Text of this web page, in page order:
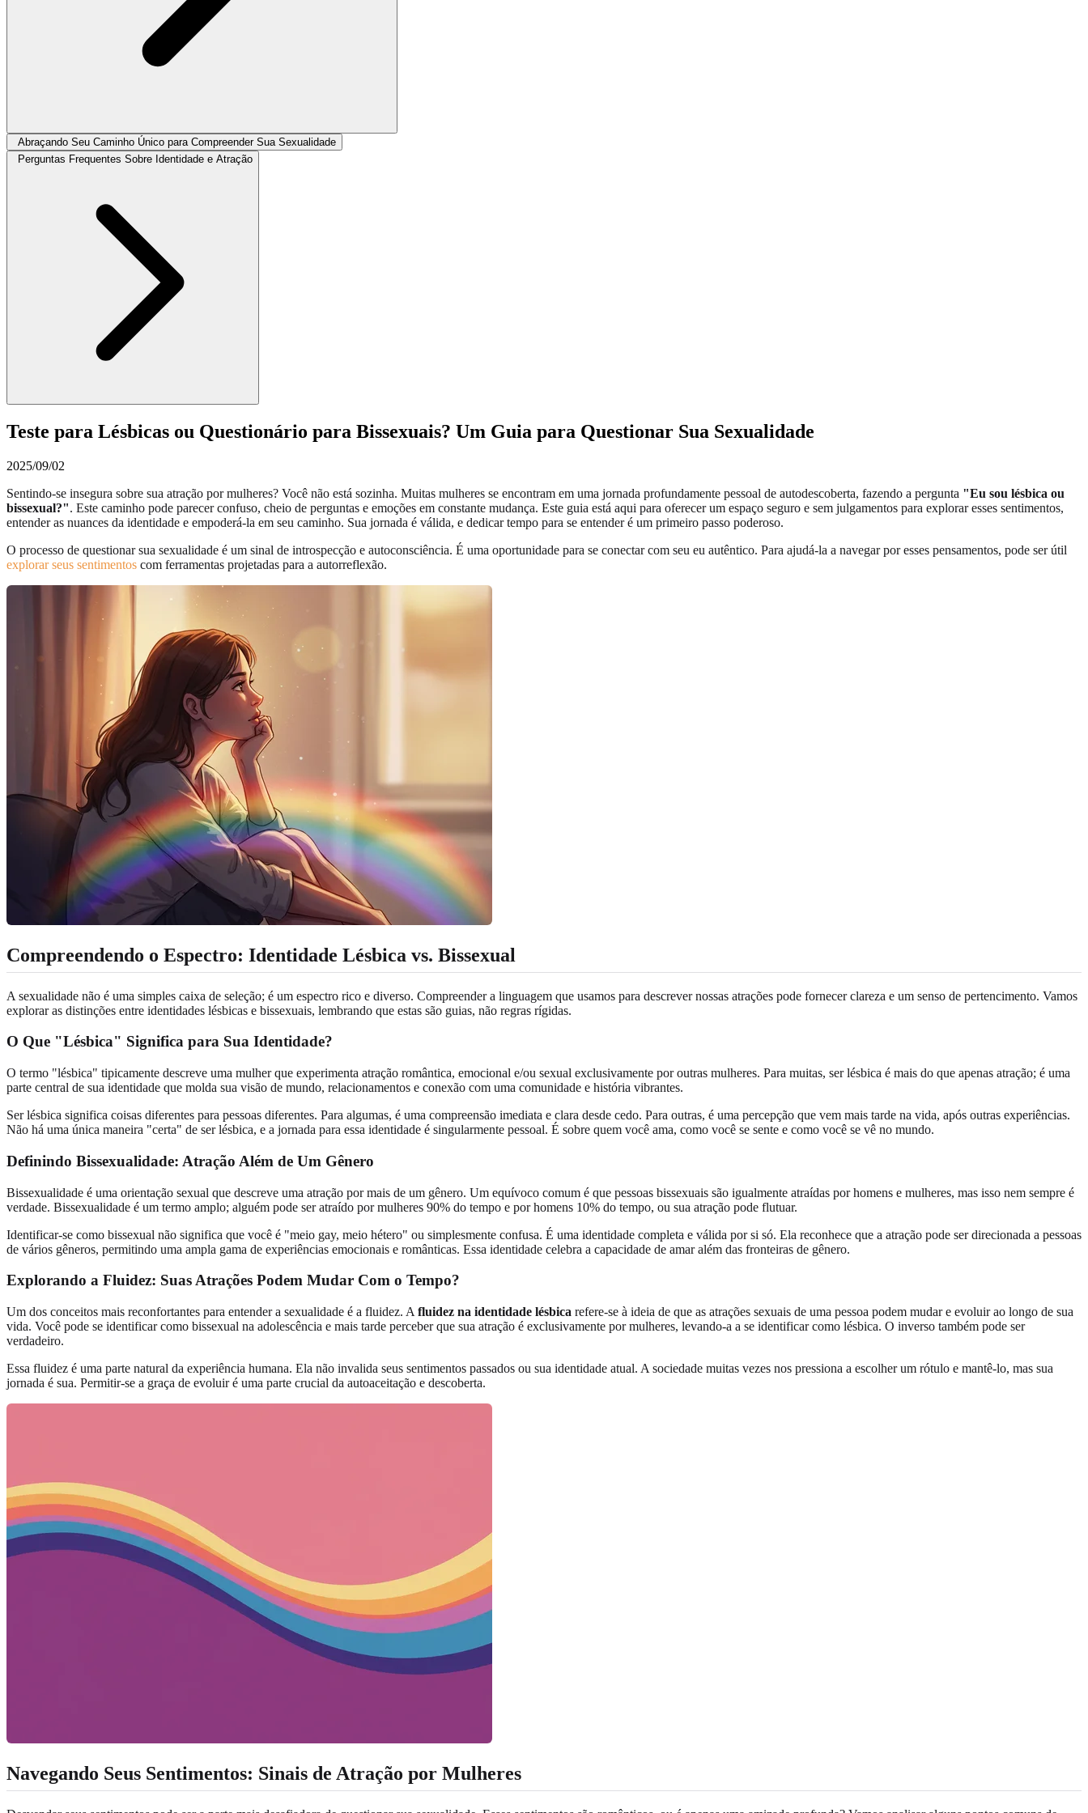
Abraçando Seu Caminho Único para Compreender Sua Sexualidade
Perguntas Frequentes Sobre Identidade e Atração
Teste para Lésbicas ou Questionário para Bissexuais? Um Guia para Questionar Sua Sexualidade
2025/09/02
Sentindo-se insegura sobre sua atração por mulheres? Você não está sozinha. Muitas mulheres se encontram em uma jornada profundamente pessoal de autodescoberta, fazendo a pergunta "Eu sou lésbica ou
bissexual?". Este caminho pode parecer confuso, cheio de perguntas e emoções em constante mudança. Este guia está aqui para oferecer um espaço seguro e sem julgamentos para explorar esses sentimentos,
entender as nuances da identidade e empoderá-la em seu caminho. Sua jornada é válida, e dedicar tempo para se entender é um primeiro passo poderoso.
O processo de questionar sua sexualidade é um sinal de introspecção e autoconsciência. É uma oportunidade para se conectar com seu eu autêntico. Para ajudá-la a navegar por esses pensamentos, pode ser útil
explorar seus sentimentos com ferramentas projetadas para a autorreflexão.
Compreendendo o Espectro: Identidade Lésbica vs. Bissexual
A sexualidade não é uma simples caixa de seleção; é um espectro rico e diverso. Compreender a linguagem que usamos para descrever nossas atrações pode fornecer clareza e um senso de pertencimento. Vamos
explorar as distinções entre identidades lésbicas e bissexuais, lembrando que estas são guias, não regras rígidas.
O Que "Lésbica" Significa para Sua Identidade?
O termo "lésbica" tipicamente descreve uma mulher que experimenta atração romântica, emocional e/ou sexual exclusivamente por outras mulheres. Para muitas, ser lésbica é mais do que apenas atração; é uma
parte central de sua identidade que molda sua visão de mundo, relacionamentos e conexão com uma comunidade e história vibrantes.
Ser lésbica significa coisas diferentes para pessoas diferentes. Para algumas, é uma compreensão imediata e clara desde cedo. Para outras, é uma percepção que vem mais tarde na vida, após outras experiências.
Não há uma única maneira "certa" de ser lésbica, e a jornada para essa identidade é singularmente pessoal. É sobre quem você ama, como você se sente e como você se vê no mundo.
Definindo Bissexualidade: Atração Além de Um Gênero
Bissexualidade é uma orientação sexual que descreve uma atração por mais de um gênero. Um equívoco comum é que pessoas bissexuais são igualmente atraídas por homens e mulheres, mas isso nem sempre é
verdade. Bissexualidade é um termo amplo; alguém pode ser atraído por mulheres 90% do tempo e por homens 10% do tempo, ou sua atração pode flutuar.
Identificar-se como bissexual não significa que você é "meio gay, meio hétero" ou simplesmente confusa. É uma identidade completa e válida por si só. Ela reconhece que a atração pode ser direcionada a pessoas
de vários gêneros, permitindo uma ampla gama de experiências emocionais e românticas. Essa identidade celebra a capacidade de amar além das fronteiras de gênero.
Explorando a Fluidez: Suas Atrações Podem Mudar Com o Tempo?
Um dos conceitos mais reconfortantes para entender a sexualidade é a fluidez. A fluidez na identidade lésbica refere-se à ideia de que as atrações sexuais de uma pessoa podem mudar e evoluir ao longo de sua
vida. Você pode se identificar como bissexual na adolescência e mais tarde perceber que sua atração é exclusivamente por mulheres, levando-a a se identificar como lésbica. O inverso também pode ser
verdadeiro.
Essa fluidez é uma parte natural da experiência humana. Ela não invalida seus sentimentos passados ou sua identidade atual. A sociedade muitas vezes nos pressiona a escolher um rótulo e mantê-lo, mas sua
jornada é sua. Permitir-se a graça de evoluir é uma parte crucial da autoaceitação e descoberta.
Navegando Seus Sentimentos: Sinais de Atração por Mulheres